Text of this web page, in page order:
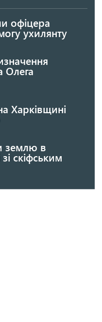
офіцера
ухилянту
Олега
Харківщині
землю в
скіфським